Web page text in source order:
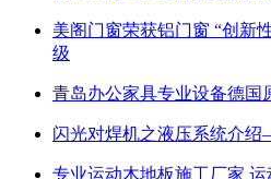
美阁门窗荣获铝门窗 “创新
级
青岛办公家具专业设备德国
闪光对焊机之液压系统介
专业运动木地板施工厂家